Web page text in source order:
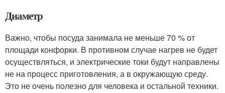
Диаметр
Важно, чтобы посуда занимала не меньше 70 % от
площади конфорки. В противном случае нагрев не будет
осуществляться, и электрические токи будут направлены
не на процесс приготовления, а в окружающую среду.
Это не очень полезно для человека и остальной техники.